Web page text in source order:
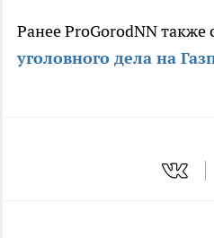
Ранее ProGorodNN также
уголовного дела на